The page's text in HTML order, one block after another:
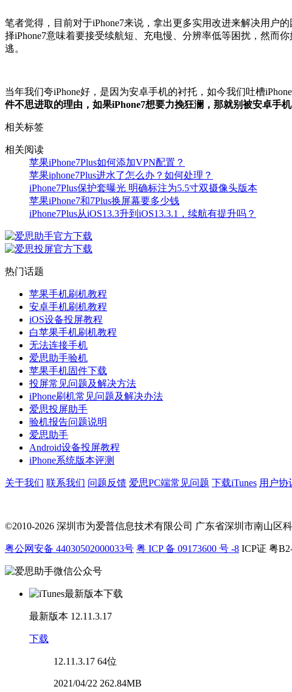
笔者觉得，目前对于iPhone7来说，拿出更多实用改进来解决用户
择iPhone7意味着要接受续航短、充电慢、分辨率低等困扰，然而
逃。
当年我们夸iPhone好，是因为安卓手机的衬托，如今我们吐槽
件不思进取的理由，如果iPhone7想要力挽狂澜，那就别被安卓手
相关标签
相关阅读
苹果iPhone7Plus如何添加VPN配置？
苹果iphone7Plus进水了怎么办？如何处理？
iPhone7Plus保护套曝光 明确标注为5.5寸双摄像头版本
苹果iPhone7和7Plus换屏幕要多少钱
iPhone7Plus从iOS13.3升到iOS13.3.1，续航有提升吗？
热门话题
苹果手机刷机教程
安卓手机刷机教程
iOS设备投屏教程
白苹果手机刷机教程
无法连接手机
爱思助手验机
苹果手机固件下载
投屏常见问题及解决方法
iPhone刷机常见问题及解决办法
爱思投屏助手
验机报告问题说明
爱思助手
Android设备投屏教程
iPhone系统版本评测
关于我们 联系我们 问题反馈 爱思PC端常见问题 下载iTunes 用户协
©2010-2026 深圳市为爱普信息技术有限公司 广东省深圳市南山区
粤公网安备 44030502000033号 粤 ICP 备 09173600 号 -8 ICP证 粤
最新版本 12.11.3.17
下载
12.11.3.17 64位
2021/04/22 262.84MB